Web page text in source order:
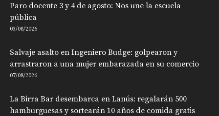
Paro docente 3 y 4 de agosto: Nos une la escuela
pública
03/08/2026
Salvaje asalto en Ingeniero Budge: golpearon y
arrastraron a una mujer embarazada en su comercio
07/08/2026
La Birra Bar desembarca en Lanús: regalarán 500
hamburguesas y sortearán 10 años de comida gratis